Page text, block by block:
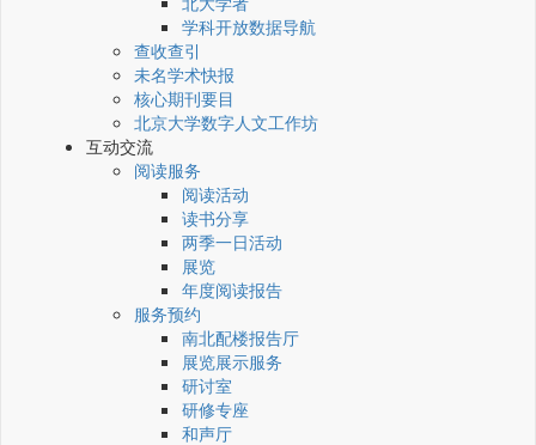
学科开放数据导航
查收查引
未名学术快报
核心期刊要目
北京大学数字人文工作坊
互动交流
阅读服务
阅读活动
读书分享
两季一日活动
展览
年度阅读报告
服务预约
南北配楼报告厅
展览展示服务
研讨室
研修专座
和声厅